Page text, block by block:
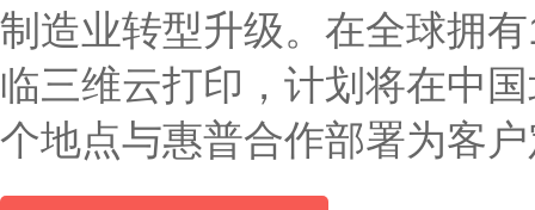
制造业转型升级。在全球拥
临三维云打印，计划将在中
个地点与惠普合作部署为客